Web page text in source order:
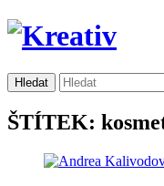
ŠTÍTEK: